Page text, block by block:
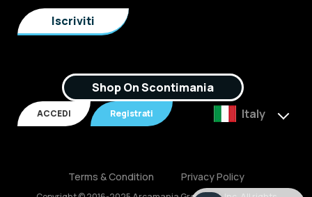
Shop On Scontimania
ACCEDI Registrati Italy
Terms & Condition Privacy Policy